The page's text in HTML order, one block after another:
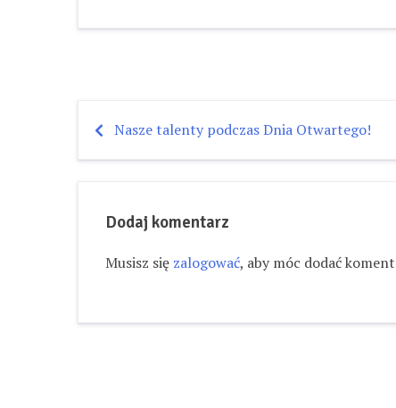
Nawigacja
Nasze talenty podczas Dnia Otwartego!
Dodaj komentarz
Musisz się zalogować, aby móc dodać